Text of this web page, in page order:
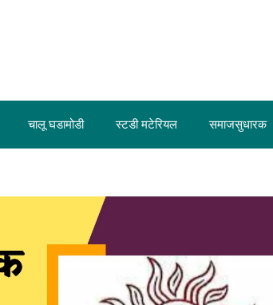
चालू घडामोडी स्टडी मटेरियल समाजसुधारक